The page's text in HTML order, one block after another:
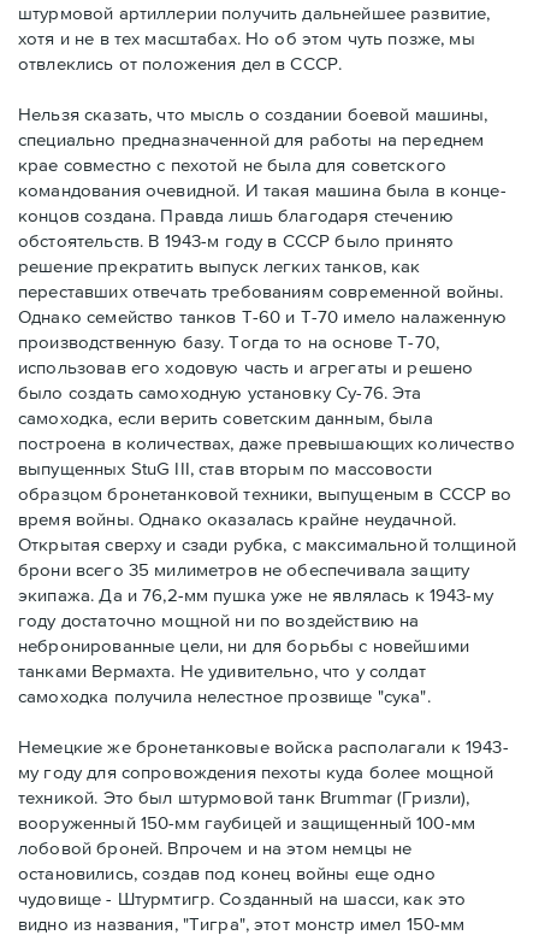
штурмовой артиллерии получить дальнейшее развитие,
хотя и не в тех масштабах. Но об этом чуть позже, мы
отвлеклись от положения дел в СССР.
Нельзя сказать, что мысль о создании боевой машины,
специально предназначенной для работы на переднем
крае совместно с пехотой не была для советского
командования очевидной. И такая машина была в конце-
концов создана. Правда лишь благодаря стечению
обстоятельств. В 1943-м году в СССР было принято
решение прекратить выпуск легких танков, как
переставших отвечать требованиям современной войны.
Однако семейство танков Т-60 и Т-70 имело налаженную
производственную базу. Тогда то на основе Т-70,
использовав его ходовую часть и агрегаты и решено
было создать самоходную установку Су-76. Эта
самоходка, если верить советским данным, была
построена в количествах, даже превышающих количество
выпущенных StuG III, став вторым по массовости
образцом бронетанковой техники, выпущеным в СССР во
время войны. Однако оказалась крайне неудачной.
Открытая сверху и сзади рубка, с максимальной толщиной
брони всего 35 милиметров не обеспечивала защиту
экипажа. Да и 76,2-мм пушка уже не являлась к 1943-му
году достаточно мощной ни по воздействию на
небронированные цели, ни для борьбы с новейшими
танками Вермахта. Не удивительно, что у солдат
самоходка получила нелестное прозвище "сука".
Немецкие же бронетанковые войска располагали к 1943-
му году для сопровождения пехоты куда более мощной
техникой. Это был штурмовой танк Brummar (Гризли),
вооруженный 150-мм гаубицей и защищенный 100-мм
лобовой броней. Впрочем и на этом немцы не
остановились, создав под конец войны еще одно
чудовище - Штурмтигр. Созданный на шасси, как это
видно из названия, "Тигра", этот монстр имел 150-мм